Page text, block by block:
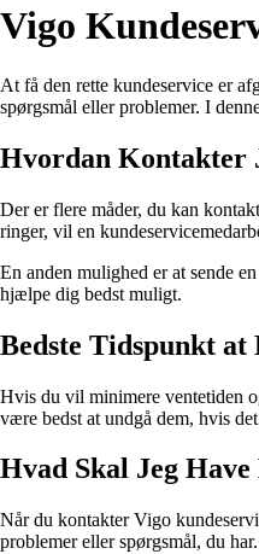
Vigo
At få den rette kundeservice er
spørgsmål eller problemer. I
Hvordan Kontakter
Der er flere måder, du kan
ringer, vil en
En anden mulighed er at sende
hjælpe dig bedst muligt.
Bedste Tidspunkt
Hvis du vil minimere ventetiden
være bedst at undgå dem, hvis
Hvad Skal Jeg
Når du kontakter Vigo
problemer eller spørgsmål, du